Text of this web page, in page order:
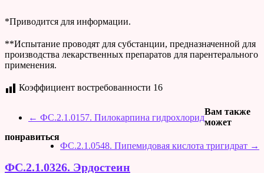
*Приводится для информации.
**Испытание проводят для субстанции, предназначенной для
производства лекарственных препаратов для парентерального
применения.
Коэффициент востребованности 16
← ФС.2.1.0157. Пилокарпина гидрохлорид
ФС.2.1.0548. Пипемидовая кислота тригидрат →
Вам также
может
понравиться
ФС.2.1.0326. Эрдостеин